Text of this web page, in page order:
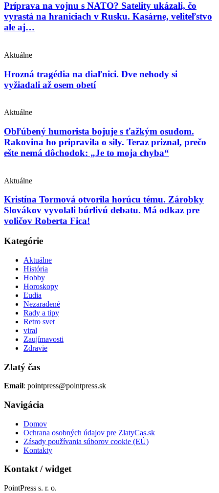
Príprava na vojnu s NATO? Satelity ukázali, čo
vyrastá na hraniciach v Rusku. Kasárne, veliteľstvo
ale aj…
Aktuálne
Hrozná tragédia na diaľnici. Dve nehody si
vyžiadali až osem obetí
Aktuálne
Obľúbený humorista bojuje s ťažkým osudom.
Rakovina ho pripravila o sily. Teraz priznal, prečo
ešte nemá dôchodok: „Je to moja chyba“
Aktuálne
Kristína Tormová otvorila horúcu tému. Zárobky
Slovákov vyvolali búrlivú debatu. Má odkaz pre
voličov Roberta Fica!
Kategórie
Aktuálne
História
Hobby
Horoskopy
Ľudia
Nezaradené
Rady a tipy
Retro svet
viral
Zaujímavosti
Zdravie
Zlatý čas
Email: pointpress@pointpress.sk
Navigácia
Domov
Ochrana osobných údajov pre ZlatyCas.sk
Zásady používania súborov cookie (EÚ)
Kontakty
Kontakt / widget
PointPress s. r. o.